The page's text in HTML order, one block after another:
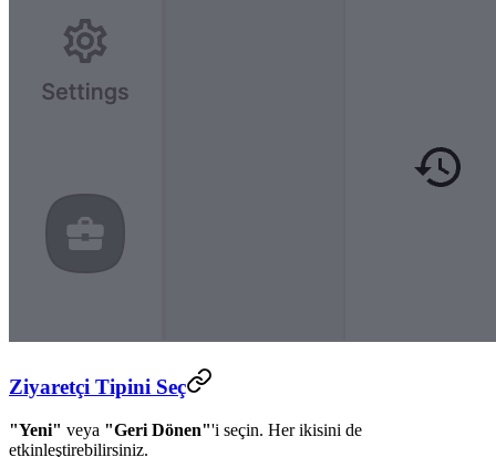
Ziyaretçi Tipini Seç
"Yeni" veya "Geri Dönen"'i seçin. Her ikisini de
etkinleştirebilirsiniz.